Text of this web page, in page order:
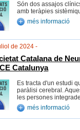
Són dos assajos
amb teràpies
més informació
de 2024 -
Catalana de
Catalunya
Es tracta d'un estudi
paràlisi cerebral.
les persones
més informació